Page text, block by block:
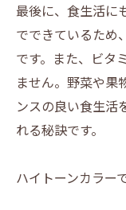
最後に、食生活に
でできているため
です。また、ビタ
ません。野菜や果
ンスの良い食生活
れる秘訣です。
ハイトーンカラー